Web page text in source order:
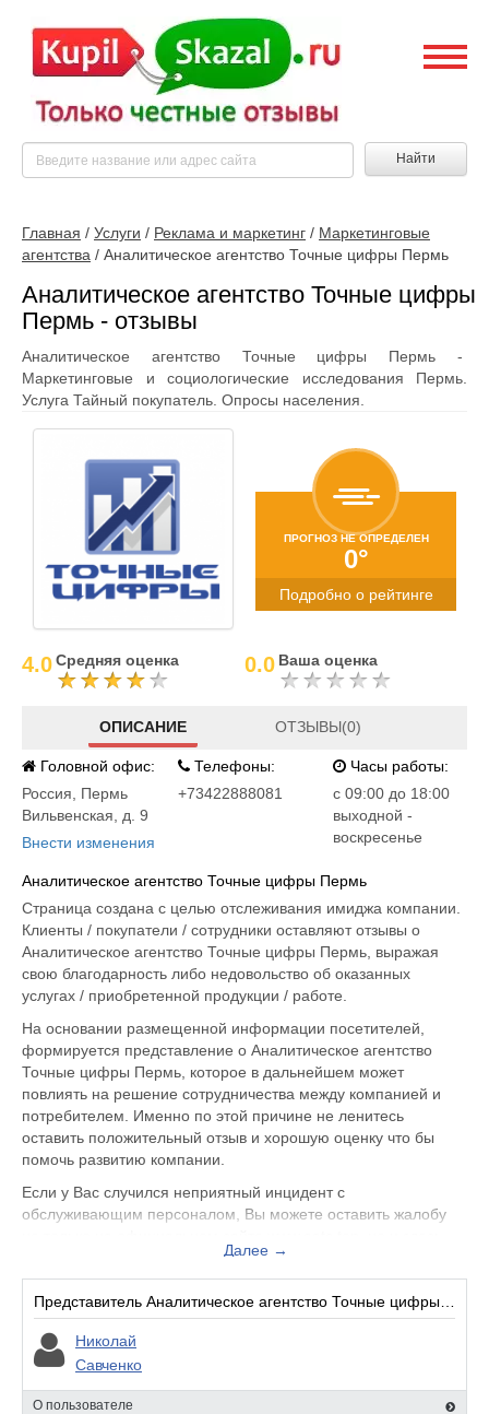
Найти
Главная / Услуги / Реклама и маркетинг / Маркетинговые
агентства / Аналитическое агентство Точные цифры Пермь
Аналитическое агентство Точные цифры
Пермь - отзывы
Аналитическое агентство Точные цифры Пермь -
Маркетинговые и социологические исследования Пермь.
Услуга Тайный покупатель. Опросы населения.
ПРОГНОЗ НЕ ОПРЕДЕЛЕН
0°
Подробно о рейтинге
4.0Средняя оценка 0.0 Ваша оценка
ОПИСАНИЕ ОТЗЫВЫ(0)
Головной офис:
Россия
Пермь
Вильвенская, д. 9
Внести изменения
Телефоны:
+73422888081
Часы работы:
c 09:00 до 18:00
выходной -
воскресенье
Аналитическое агентство Точные цифры Пермь
Страница создана с целью отслеживания имиджа компании.
Клиенты / покупатели / сотрудники оставляют отзывы о
Аналитическое агентство Точные цифры Пермь, выражая
свою благодарность либо недовольство об оказанных
услугах / приобретенной продукции / работе.
На основании размещенной информации посетителей,
формируется представление о Аналитическое агентство
Точные цифры Пермь, которое в дальнейшем может
повлиять на решение сотрудничества между компанией и
потребителем. Именно по этой причине не ленитесь
оставить положительный отзыв и хорошую оценку что бы
помочь развитию компании.
Если у Вас случился неприятный инцидент с
обслуживающим персоналом, Вы можете оставить жалобу
Представитель организации ответит на Ваш отзыв и примет
меры по улучшению качества предоставляемых услуг.
Аналитическое агентство Точные цифры Пермь находится по
адресу Пермь Вильвенская, д. 9, вы можете поделиться
впечатлением от посещения данного заведения с будущими
посетителями.
Далее →
Николай
Савченко
О пользователе